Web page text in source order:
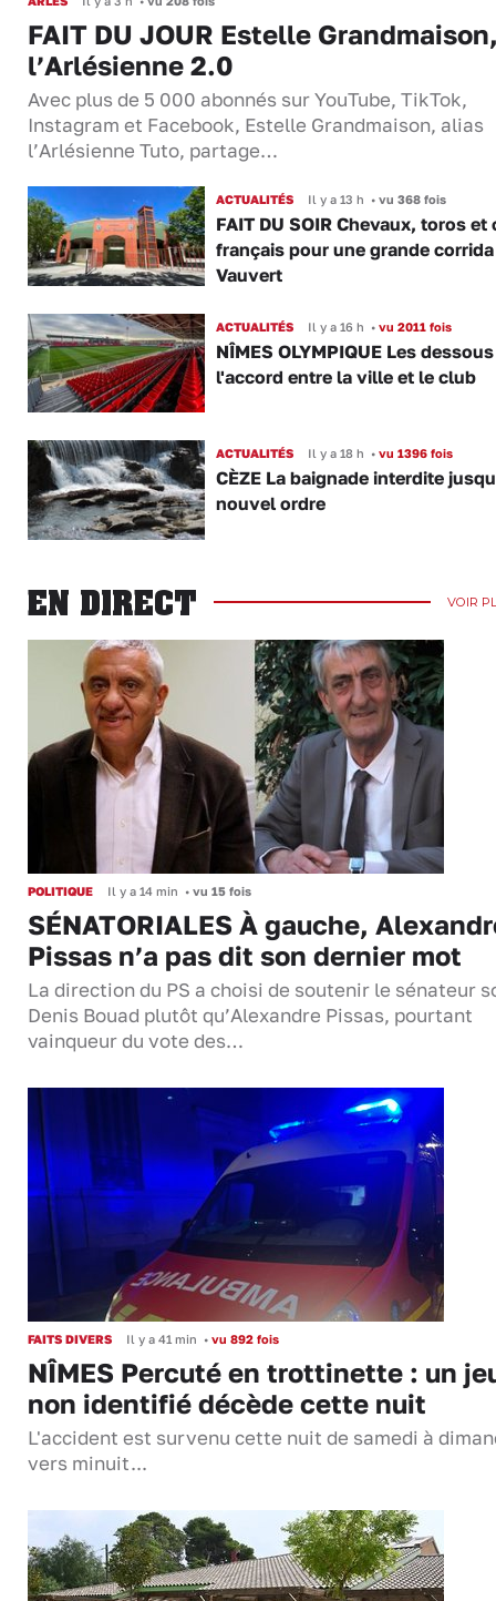
FAIT DU JOUR Estelle
l’Arlésienne 2.0
Avec plus de 5 000 abonnés sur YouTube, TikTok,
Instagram et Facebook, Estelle Grandmaison, alias
l’Arlésienne Tuto, partage…
ACTUALITÉS Il y a 13 h •vu 368 fois
FAIT DU SOIR Chevaux, toros et
français pour une grande corrida
Vauvert
ACTUALITÉS Il y a 16 h •vu 2011 fois
NÎMES OLYMPIQUE Les
l'accord entre la ville et le club
ACTUALITÉS Il y a 18 h •vu 1396 fois
CÈZE La baignade interdite
nouvel ordre
EN DIRECT VOIR
POLITIQUE Il y a 14 min • vu 15 fois
SÉNATORIALES À gauche,
Pissas n’a pas dit son dernier mot
La direction du PS a choisi de soutenir le sénateur
Denis Bouad plutôt qu’Alexandre Pissas, pourtant
vainqueur du vote des…
FAITS DIVERS Il y a 41 min • vu 892 fois
NÎMES Percuté en trottinette : un
non identifié décède cette nuit
L'accident est survenu cette nuit de samedi à
vers minuit...